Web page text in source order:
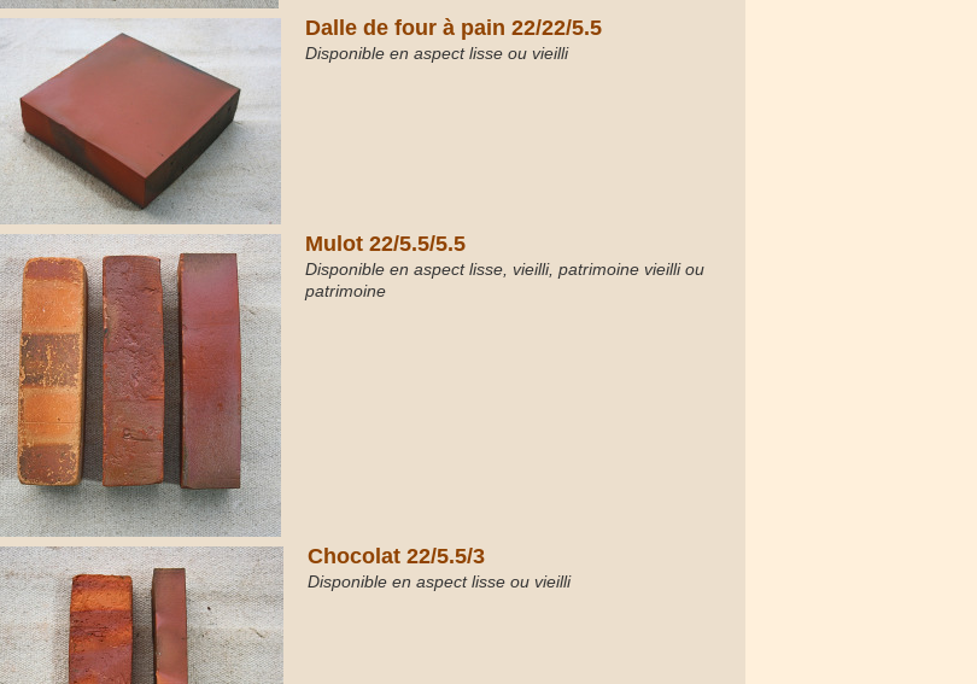
Dalle de four à pain 22/22/5.5
Disponible en aspect lisse ou vieilli
Mulot 22/5.5/5.5
Disponible en aspect lisse, vieilli, patrimoine vieilli ou
patrimoine
Chocolat 22/5.5/3
Disponible en aspect lisse ou vieilli